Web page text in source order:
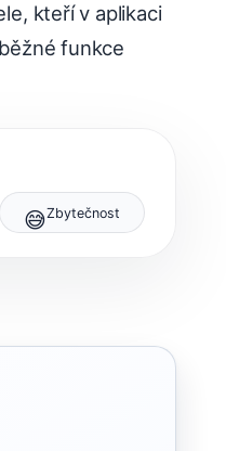
kteří v aplikaci
funkce
😅Zbytečnost